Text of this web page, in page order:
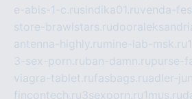
e-abis-1-c.rusindika01.ruvenda-
store-brawlstars.ru
antenna-highly.ru mine-lab-msk.ru
3-sex-porn.ruban-damn.rupurse-
viagra-tablet.rufasbags.ruadler-
fincontech.ru3sexporn.ru1mus.ru